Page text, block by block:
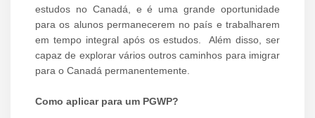
estudos no Canadá, e é uma grande oportunidade
para os alunos permanecerem no país e trabalharem
em tempo integral após os estudos. Além disso, ser
capaz de explorar vários outros caminhos para imigrar
para o Canadá permanentemente.
Como aplicar para um PGWP?